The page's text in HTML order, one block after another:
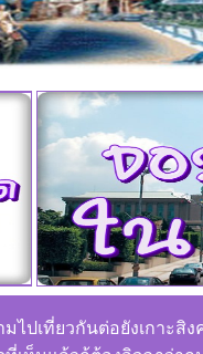
ไปเที่ยวกันต่อยังเกาะสิ